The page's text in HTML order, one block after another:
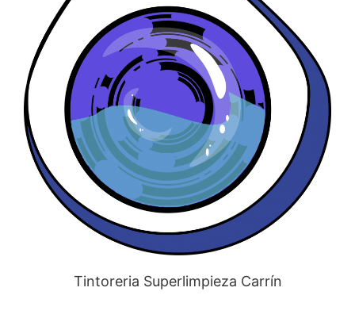
Tintoreria Superlimpieza Carrín